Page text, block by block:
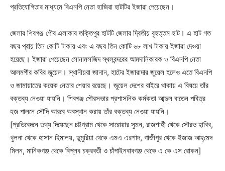
প্রতিযোগিতার মাধ্যমে বিএনপি নেতা হাজিরা হাটটির ইজারা পেয়েছেন।
জেলার শিবগঞ্জ পৌর এলাকার তক্তিপুর হাটটি জেলার দ্বিতীয় বৃহত্তম হাট। এ হাট গত
বছর প্রায় তিন কোটি টাকায় এবং এ বছর তিন কোটি ৬৮ লাখ টাকায় ইজারা দেওয়া
হয়েছে। ইজারা পেয়েছেন সোনামসজিদ স্থলবন্দরের আমদানিকারক ও বিএনপি নেতা
আলমগীর কবির জুয়েল। স্থানীয়রা জানান, হাটের ইজারাদার জুয়েল হলেও এতে বিএনপি
ও জামায়াতের কয়েক নেতার শেয়ার রয়েছে। জুয়েল দেশের বাইরে থাকায় এ বিষয়ে তাঁর
বক্তব্য নেওয়া যায়নি। শিবগঞ্জ পৌরসভার প্রশাসনিক কর্মকতা আব্দুল বাতেন পবিত্র
হজ পালনে সৌদি আরবে অবস্থান করায় তাঁর বক্তব্য নেওয়া যায়নি।
[প্রতিবেদনে তথ্য দিয়েছেন চট্টগ্রাম থেকে সারোয়ার সুমন, রাজশাহী থেকে সৌরভ হাবিব,
খুলনা থেকে হাসান হিমালয়, ডুমুরিয়া থেকে এমএ এরশাদ, গাজীপুর থেকে ইজাজ আহ্‌মেদ
মিলন, মানিকগঞ্জ থেকে বিপ্লব চক্রবর্তী ও চাঁপাইনবাবগঞ্জ থেকে এ কে এস রোকন]